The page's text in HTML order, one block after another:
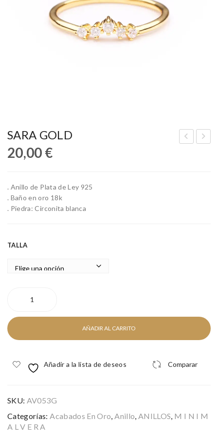
SARA GOLD
20,00 €
. Anillo de Plata de Ley 925
. Baño en oro 18k
. Piedra: Circonita blanca
TALLA
AÑADIR AL CARRITO
Añadir a la lista de deseos Comparar
SKU: AV053G
Categorías:Acabados En Oro,Anillo, ANILLOS, M I N I M
A L V E R A